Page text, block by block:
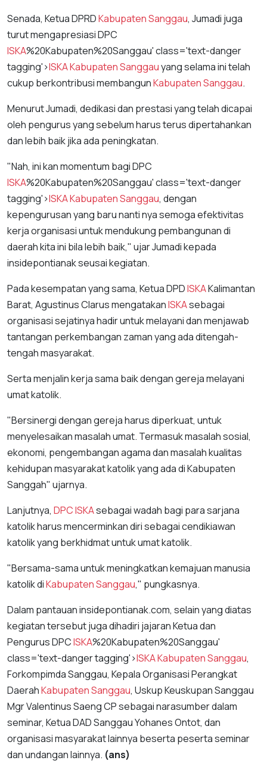
Senada, Ketua DPRDKabupaten Sanggau, Jumadi juga
turut mengapresiasi DPC
ISKA%20Kabupaten%20Sanggau' class='text-danger
tagging'>ISKAKabupaten Sanggauyang selama ini telah
cukup berkontribusi membangunKabupaten Sanggau.
Menurut Jumadi, dedikasi dan prestasi yang telah dicapai
oleh pengurus yang sebelum harus terus dipertahankan
dan lebih baik jika ada peningkatan.
"Nah, ini kan momentum bagi DPC
ISKA%20Kabupaten%20Sanggau' class='text-danger
tagging'>ISKAKabupaten Sanggau, dengan
kepengurusan yang baru nanti nya semoga efektivitas
kerja organisasi untuk mendukung pembangunan di
daerah kita ini bila lebih baik," ujar Jumadi kepada
insidepontianak seusai kegiatan.
Pada kesempatan yang sama, Ketua DPDISKAKalimantan
Barat, Agustinus Clarus mengatakanISKAsebagai
organisasi sejatinya hadir untuk melayani dan menjawab
tantangan perkembangan zaman yang ada ditengah-
tengah masyarakat.
Serta menjalin kerja sama baik dengan gereja melayani
umat katolik.
"Bersinergi dengan gereja harus diperkuat, untuk
menyelesaikan masalah umat. Termasuk masalah sosial,
ekonomi, pengembangan agama dan masalah kualitas
kehidupan masyarakat katolik yang ada di Kabupaten
Sanggah" ujarnya.
Lanjutnya, DPCISKAsebagai wadah bagi para sarjana
katolik harus mencerminkan diri sebagai cendikiawan
katolik yang berkhidmat untuk umat katolik.
"Bersama-sama untuk meningkatkan kemajuan manusia
katolik diKabupaten Sanggau," pungkasnya.
Dalam pantauan insidepontianak.com, selain yang diatas
kegiatan tersebut juga dihadiri jajaran Ketua dan
Pengurus DPCISKA%20Kabupaten%20Sanggau'
class='text-danger tagging'>ISKAKabupaten Sanggau,
Forkompimda Sanggau, Kepala Organisasi Perangkat
DaerahKabupaten Sanggau, Uskup Keuskupan Sanggau
Mgr Valentinus Saeng CP sebagai narasumber dalam
seminar, Ketua DAD Sanggau Yohanes Ontot, dan
organisasi masyarakat lainnya beserta peserta seminar
dan undangan lainnya. (ans)